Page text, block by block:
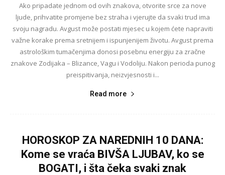
Ako pripadate jednom od ovih znakova, otvorite srce za nove
ljude, prihvatite promjene bez straha i vjerujte da svaki trud ima
svoju nagradu. Avgust može postati mjesec u kojem ćete napraviti
važne korake prema sretnijem i ispunjenijem životu. Avgust prema
astrološkim tumačenjima donosi posebnu energiju za zračne
znakove Zodijaka – Blizance, Vagu i Vodoliju. Nakon perioda punog
preispitivanja, neizvjesnosti i...
Read more
HOROSKOP ZA NAREDNIH 10 DANA:
Kome se vraća BIVŠA LJUBAV, ko se
BOGATI, i šta čeka svaki znak